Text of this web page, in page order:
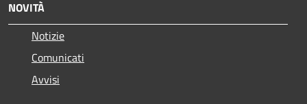
NOVITÀ
Notizie
Comunicati
Avvisi